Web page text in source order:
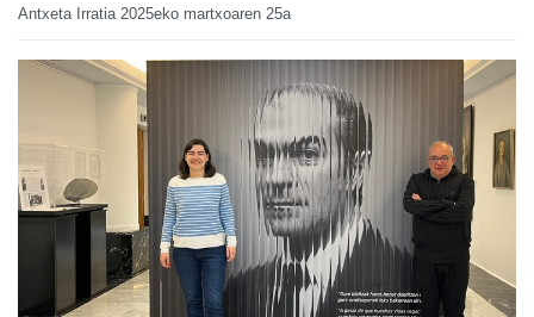
Antxeta Irratia 2025eko martxoaren 25a